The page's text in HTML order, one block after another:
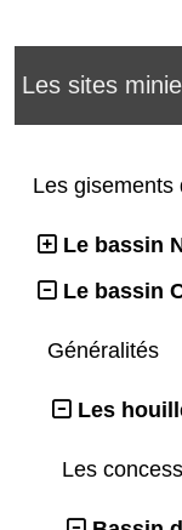
Les sites
Les gisements
Le bassin
Le bassin
Généralités
Les
Les